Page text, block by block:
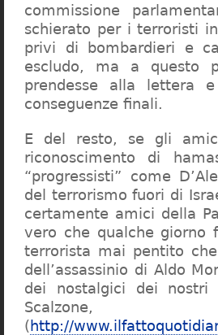
commissione
schierato per i terroristi
privi di bombardieri e
escludo, ma a questo
prendesse alla lettera
conseguenze finali.
E del resto, se gli
riconoscimento di
“progressisti” come
del terrorismo fuori di
certamente amici della
vero che qualche giorno
terrorista mai pentito
dell’assassinio di Aldo
dei nostalgici dei
(http://